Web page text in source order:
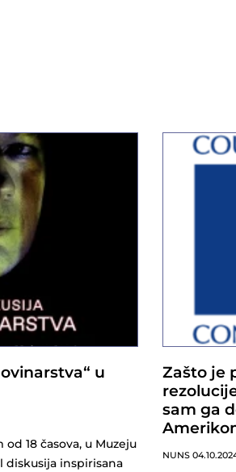
u
18 časova, u Muzeju
diskusija inspirisana
Zašto je
sam ga
NUNS